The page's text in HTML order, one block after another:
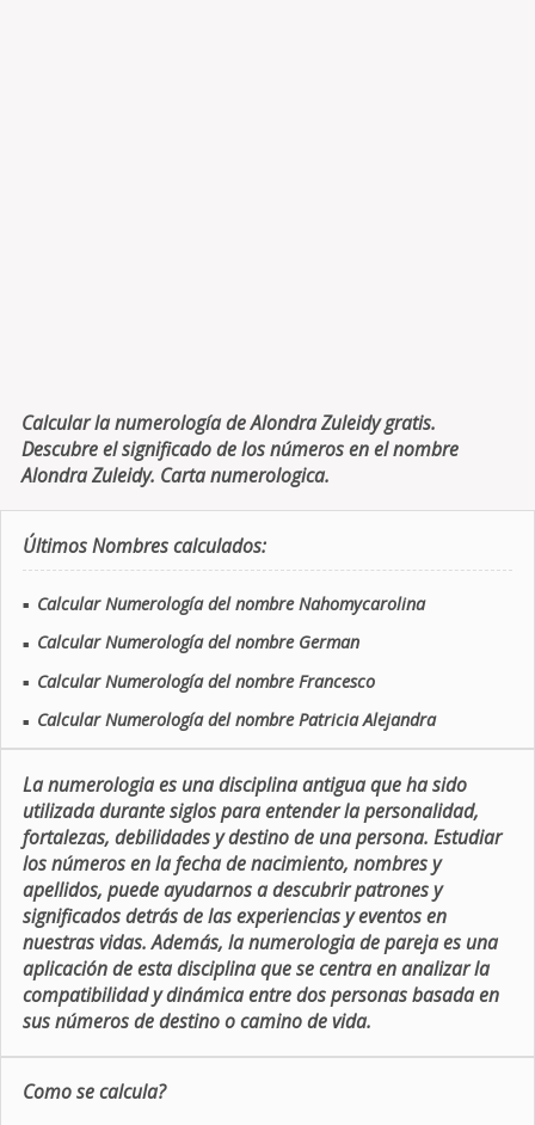
Calcular la numerología de Alondra Zuleidy gratis.
Descubre el significado de los números en el nombre
Alondra Zuleidy. Carta numerologica.
Últimos Nombres calculados:
■ Calcular Numerología del nombre Nahomycarolina
■ Calcular Numerología del nombre German
■ Calcular Numerología del nombre Francesco
■ Calcular Numerología del nombre Patricia Alejandra
La numerologia es una disciplina antigua que ha sido
utilizada durante siglos para entender la personalidad,
fortalezas, debilidades y destino de una persona. Estudiar
los números en la fecha de nacimiento, nombres y
apellidos, puede ayudarnos a descubrir patrones y
significados detrás de las experiencias y eventos en
nuestras vidas. Además, la numerologia de pareja es una
aplicación de esta disciplina que se centra en analizar la
compatibilidad y dinámica entre dos personas basada en
sus números de destino o camino de vida.
Como se calcula?